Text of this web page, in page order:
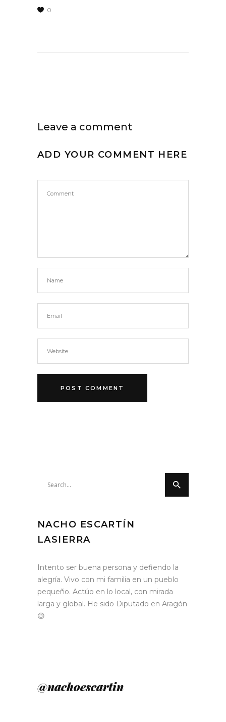
0
Leave a comment
ADD YOUR COMMENT HERE
NACHO ESCARTÍN
LASIERRA
Intento ser buena persona y defiendo la
alegría. Vivo con mi familia en un pueblo
pequeño. Actúo en lo local, con mirada
larga y global. He sido Diputado en Aragón
😉
@nachoescartin